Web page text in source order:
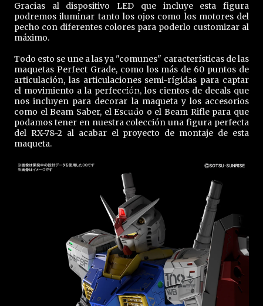
Gracias al dispositivo LED que incluye esta figura
podremos iluminar tanto los ojos como los motores del
pecho con diferentes colores para poderlo customizar al
máximo.
Todo esto se une a las ya "comunes" características de las
maquetas Perfect Grade, como los más de 60 puntos de
articulación, las articulaciones semi-rígidas para captar
el movimiento a la perfección, los cientos de decals que
nos incluyen para decorar la maqueta y los accesorios
como el Beam Saber, el Escudo o el Beam Rifle para que
podamos tener en nuestra colección una figura perfecta
del RX-78-2 al acabar el proyecto de montaje de esta
maqueta.